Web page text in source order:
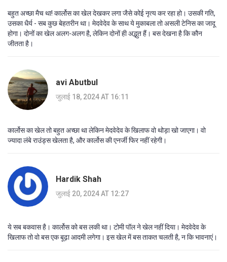
बहुत अच्छा मैच था! कार्लोस का खेल देखकर लगा जैसे कोई नृत्य कर रहा हो। उसकी गति,
उसका धैर्य - सब कुछ बेहतरीन था। मेदवेदेव के साथ ये मुकाबला तो असली टेनिस का जादू
होगा। दोनों का खेल अलग-अलग है, लेकिन दोनों ही अद्भुत हैं। बस देखना है कि कौन
जीतता है।
avi Abutbul
जुलाई 18, 2024 AT 16:11
कार्लोस का खेल तो बहुत अच्छा था लेकिन मेदवेदेव के खिलाफ वो थोड़ा खो जाएगा। वो
ज्यादा लंबे राउंड्स खेलता है, और कार्लोस की एनर्जी फिर नहीं रहेगी।
Hardik Shah
जुलाई 20, 2024 AT 12:27
ये सब बकवास है। कार्लोस को बस लकी था। टोमी पॉल ने खेल नहीं दिया। मेदवेदेव के
खिलाफ तो वो बस एक बूढ़ा आदमी लगेगा। इस खेल में बस ताकत चलती है, न कि भावनाएं।